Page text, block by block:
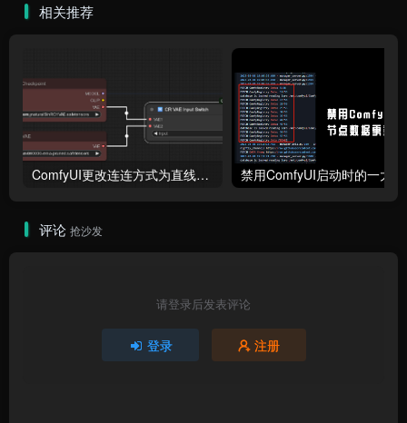
相关推荐
ComfyUI更改连连方式为直线连接
评论 抢沙发
请登录后发表评论
登录 注册